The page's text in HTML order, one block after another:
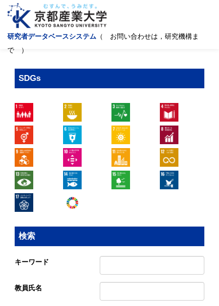
研究者データベースシステム （ お問い合わせは，研究機構ま
で ）
SDGs
検索
キーワード
教員氏名